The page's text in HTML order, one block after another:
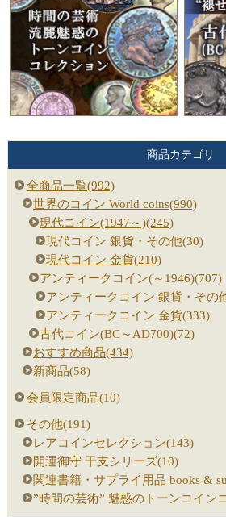
商品カテゴリ
全商品一覧(992)
世界のコイン World coins(990)
現代コイン(1947～)(245)
現代コイン 銀貨・その他(30)
現代コイン 金貨(210)
アンティークコイン(～1946)(707)
アンティークコイン 銀貨・その
アンティークコイン 金貨(333)
古代コイン(BC～AD700)(72)
おすすめ商品(434)
新商品(58)
会員限定商品(10)
その他(191)
レアコインセレクション(143)
開運御守 干支シリーズ(10)
関連書籍・サプライ用品 books &
”時間の芸術” 魅惑のトーンコイン